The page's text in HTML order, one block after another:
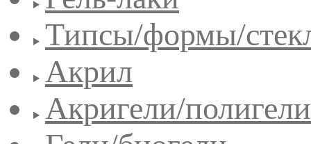
Типсы/формы/
Акрил
Акригели/полигели